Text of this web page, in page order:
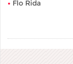
Flo Rida